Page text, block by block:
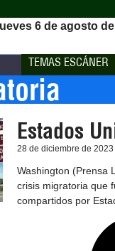
6 de agosto
TEMAS ESCÁNER
Estados
28 de diciembre de 2023
Washington (Prensa
crisis migratoria que
compartidos por